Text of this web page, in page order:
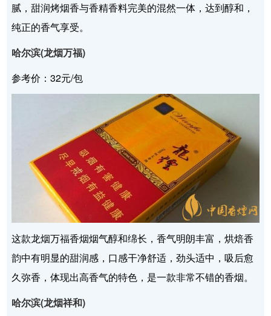
腻，甜润烤烟香与香精香料完美的混然一体，达到醇和，
纯正的香气享受。
哈尔滨(龙烟万福)
参考价：32元/包
这款龙烟万福香烟烟气醇和绵长，香气明朗丰富，烘焙香
韵中有明显的甜润感，口感干净舒适，劲头适中，吸后愈
久弥香，体现出高香气的特色，是一款非常不错的香烟。
哈尔滨(龙烟祥和)